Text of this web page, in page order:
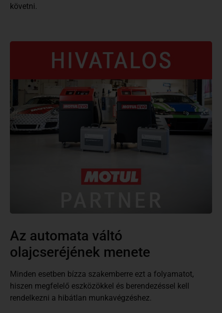
követni.
Az automata váltó
olajcseréjének menete
Minden esetben bízza szakemberre ezt a folyamatot,
hiszen megfelelő eszközökkel és berendezéssel kell
rendelkezni a hibátlan munkavégzéshez.